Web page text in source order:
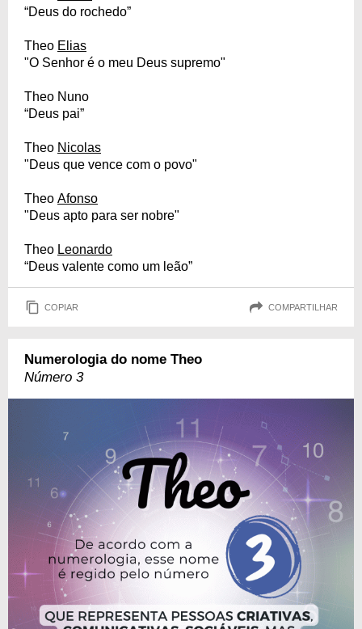
“Deus do rochedo”
Theo Elias
"O Senhor é o meu Deus supremo"
Theo Nuno
“Deus pai”
Theo Nicolas
"Deus que vence com o povo"
Theo Afonso
"Deus apto para ser nobre"
Theo Leonardo
“Deus valente como um leão”
COPIAR COMPARTILHAR
Numerologia do nome Theo
Número 3